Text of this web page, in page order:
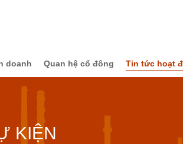
doanh Quan hệ cổ đông Tin tức hoạt
KIỆN